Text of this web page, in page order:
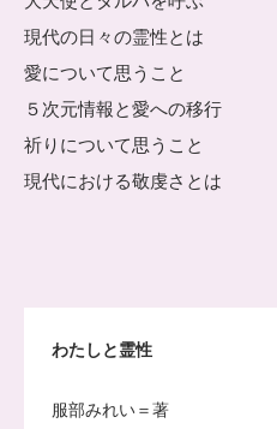
現代の日々の霊性とは
愛について思うこと
５次元情報と愛への移行
祈りについて思うこと
現代における敬虔さとは
わたしと霊性
服部みれい＝著